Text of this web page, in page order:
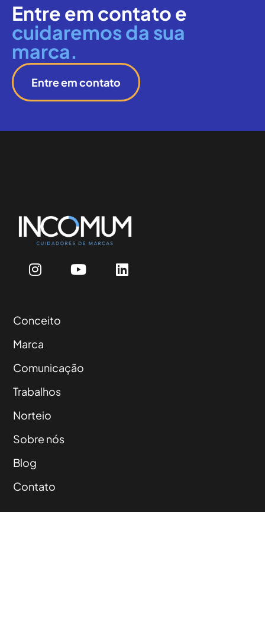
Entre em contato e
cuidaremos da sua
marca.
Entre em contato
Conceito
Marca
Comunicação
Trabalhos
Norteio
Sobre nós
Blog
Contato